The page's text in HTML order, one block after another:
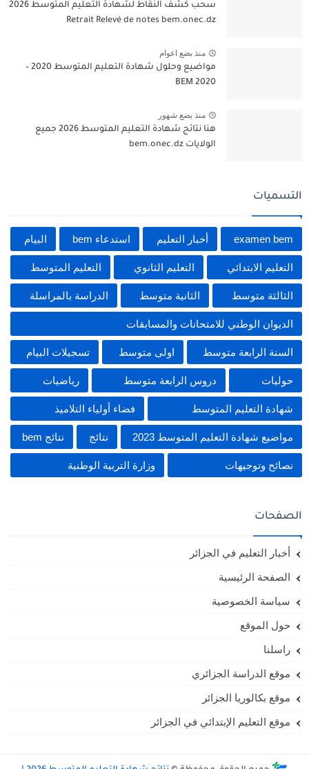
سحب كشف النقاط لشهادة التعليم المتوسط 2026
Retrait Relevé de notes bem.onec.dz
منذ بضع اعوام
مواضيع وحلول شهادة التعليم المتوسط 2020 –
BEM 2020
منذ بضع شهور
هنا نتائج شهادة التعليم المتوسط 2026 جميع
الولايات bem.onec.dz
التسميات
examen bem أخبار التعليم استدعاء bem البيام
التعليم الابتدائي التعليم الثانوي التعليم المتوسط
الثالثة متوسط الثانية متوسط الدراسة بالمراسلة
الديوان الوطني للامتحانات والمسابقات
السنة الرابعة متوسط اولى متوسط تسجيلات البيام
حوليات دروس الرابعة متوسط رياضيات
شهادة التعليم المتوسط فضاء أولياء التلاميذ
مواضيع شهادة التعليم المتوسط 2023 نتائج نتائج bem
نصائح وتوجيهات وزارة التربية الوطنية
الصفحات
أخبار التعليم في الجزائر
الصفحة الرئيسية
سياسة الخصوصية
حول الموقع
راسلنا
موقع الدراسة الجزائري
موقع بكالوريا الجزائر
موقع التعليم الإبتدائي في الجزائر